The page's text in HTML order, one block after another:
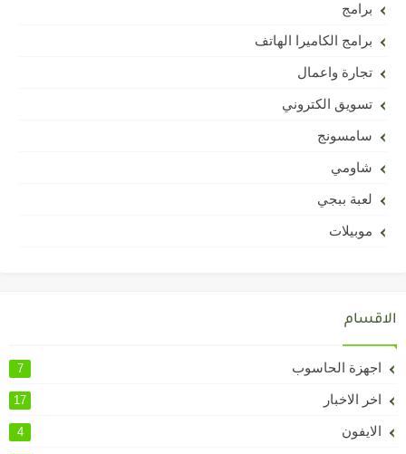
برامج
برامج الكاميرا الهاتف
تجارة واعمال
تسويق الكتروني
سامسونج
شاومي
لعبة ببجي
موبيلات
الاقسام
اجهزة الحاسوب 7
اخر الاخبار 17
الايفون 4